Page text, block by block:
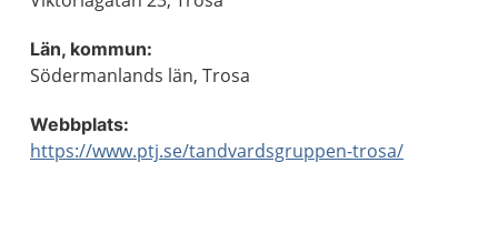
Län, kommun:
Södermanlands län, Trosa
Webbplats:
https://www.ptj.se/tandvardsgruppen-trosa/